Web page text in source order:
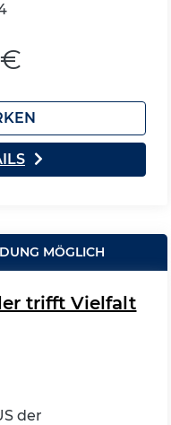
MÖGLICH
trifft Vielfalt
der